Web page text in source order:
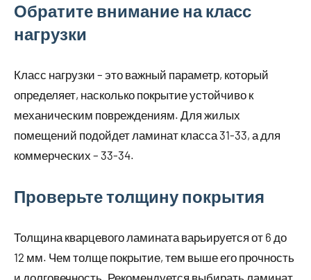
Обратите внимание на класс
нагрузки
Класс нагрузки – это важный параметр, который
определяет, насколько покрытие устойчиво к
механическим повреждениям. Для жилых
помещений подойдет ламинат класса 31-33, а для
коммерческих – 33-34.
Проверьте толщину покрытия
Толщина кварцевого ламината варьируется от 6 до
12 мм. Чем толще покрытие, тем выше его прочность
и долговечность. Рекомендуется выбирать ламинат